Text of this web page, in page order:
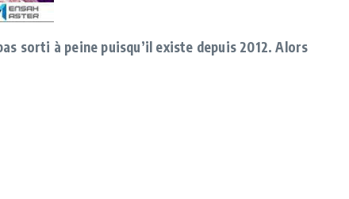
sorti à peine puisqu’il existe depuis 2012. Alors